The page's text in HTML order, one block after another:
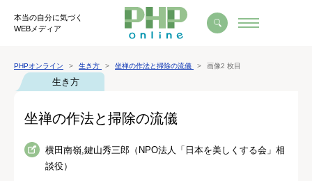
本当の自分に気づく
WEBメディア
PHPオンライン 生き方 坐禅の作法と掃除の流儀 画像2 枚目
生き方
坐禅の作法と掃除の流儀
横田南嶺,鍵山秀三郎（NPO法人「日本を美しくする会」相
談役）